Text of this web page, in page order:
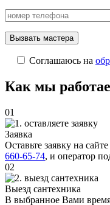
Соглашаюсь на
Как мы
01
Заявка
Оставьте заявку на
660-65-74, и оператор
02
Выезд сантехника
В выбранное Вами